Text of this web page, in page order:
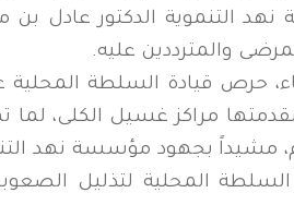
التنموية الدكتور عادل بن
والمترددين عليه.
حرص قيادة السلطة
مراكز غسيل الكلى، لما
مشيداً بجهود مؤسسة نهد
السلطة المحلية لتذليل